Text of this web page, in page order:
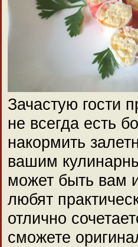
Зачастую гости
не всегда есть
накормить
вашим
может быть вам
любят
отлично
сможете